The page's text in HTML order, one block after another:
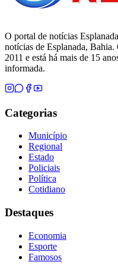
O portal de notícias
notícias de Esplanada,
2011 e está há mais de 15
informada.
Categorias
Município
Regional
Estado
Policiais
Política
Cotidiano
Destaques
Economia
Esporte
Famosos